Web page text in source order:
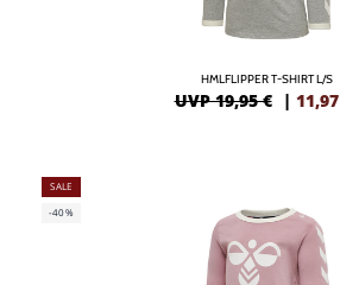
HMLFLIPPER T-SHIRT L/S
UVP 19,95 € | 11,97
SALE
-40%